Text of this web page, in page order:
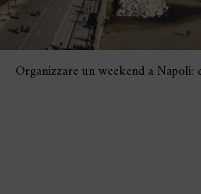
Organizzare un weekend a Napoli: